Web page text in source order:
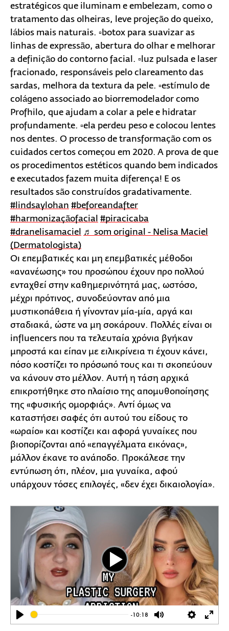
estratégicos que iluminam e embelezam, como o
tratamento das olheiras, leve projeção do queixo,
lábios mais naturais. ▫️botox para suavizar as
linhas de expressão, abertura do olhar e melhorar
a definição do contorno facial. ▫️luz pulsada e laser
fracionado, responsáveis pelo clareamento das
sardas, melhora da textura da pele. ▫️estímulo de
colágeno associado ao biorremodelador como
Profhilo, que ajudam a colar a pele e hidratar
profundamente. ▫️ela perdeu peso e colocou lentes
nos dentes. O processo de transformação com os
cuidados certos começou em 2020. A prova de que
os procedimentos estéticos quando bem indicados
e executados fazem muita diferença! E os
resultados são construídos gradativamente.
#lindsaylohan #beforeandafter
#harmonizaçãofacial #piracicaba
#dranelisamaciel ♬ som original - Nelisa Maciel
(Dermatologista)
Οι επεμβατικές και μη επεμβατικές μέθοδοι
«ανανέωσης» του προσώπου έχουν προ πολλού
ενταχθεί στην καθημερινότητά μας, ωστόσο,
μέχρι πρότινος, συνοδεύονταν από μια
μυστικοπάθεια ή γίνονταν μία-μία, αργά και
σταδιακά, ώστε να μη σοκάρουν. Πολλές είναι οι
influencers που τα τελευταία χρόνια βγήκαν
μπροστά και είπαν με ειλικρίνεια τι έχουν κάνει,
πόσο κοστίζει το πρόσωπό τους και τι σκοπεύουν
να κάνουν στο μέλλον. Aυτή η τάση αρχικά
επικροτήθηκε στο πλαίσιο της απομυθοποίησης
της «φυσικής ομορφιάς». Αντί όμως να
καταστήσει σαφές ότι αυτού του είδους το
«ωραίο» και κοστίζει και αφορά γυναίκες που
βιοπορίζονται από «επαγγέλματα εικόνας»,
μάλλον έκανε το ανάποδο. Προκάλεσε την
εντύπωση ότι, πλέον, μια γυναίκα, αφού
υπάρχουν τόσες επιλογές, «δεν έχει δικαιολογία».
Play
-10:18
Mute Settings
Play